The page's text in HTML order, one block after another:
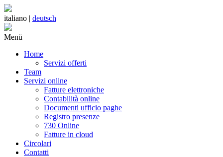
italiano | deutsch
Menü
Home
Servizi offerti
Team
Servizi online
Fatture elettroniche
Contabilità online
Documenti ufficio paghe
Registro presenze
730 Online
Fatture in cloud
Circolari
Contatti